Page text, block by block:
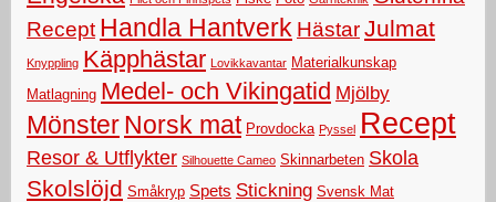
Recept Handla Hantverk HästarJulmat
Knyppling Käpphästar Lovikkavantar Materialkunskap
Matlagning Medel- och Vikingatid Mjölby
MönsterNorsk mat Provdocka Pyssel Recept
Resor & Utflykter Silhouette Cameo Skinnarbeten Skola
Skolslöjd Småkryp Spets Stickning Svensk Mat